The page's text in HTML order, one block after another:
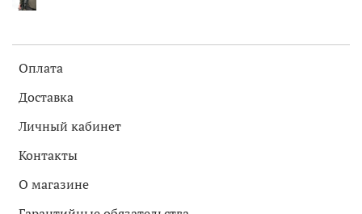
Оплата
Доставка
Личный кабинет
Контакты
О магазине